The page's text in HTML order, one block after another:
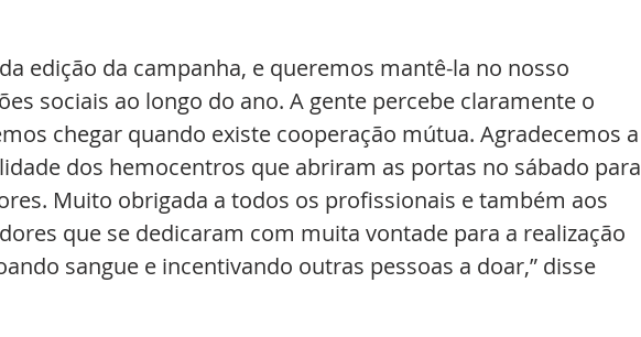
edição da campanha, e queremos mantê-la no nosso
sociais ao longo do ano. A gente percebe claramente o
chegar quando existe cooperação mútua. Agradecemos a
dos hemocentros que abriram as portas no sábado para
Muito obrigada a todos os profissionais e também aos
que se dedicaram com muita vontade para a realização
sangue e incentivando outras pessoas a doar,” disse